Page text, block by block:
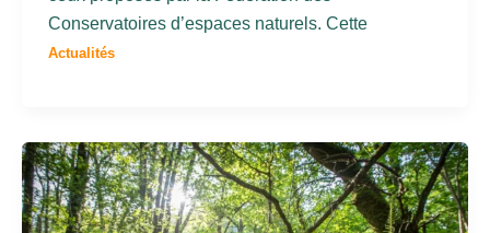
Conservatoires d’espaces naturels. Cette
Actualités